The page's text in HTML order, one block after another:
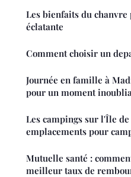
Les bienfaits du chanvre
éclatante
Comment choisir un
Journée en famille à
pour un moment
Les campings sur l'Île
emplacements pour
Mutuelle santé :
meilleur taux de